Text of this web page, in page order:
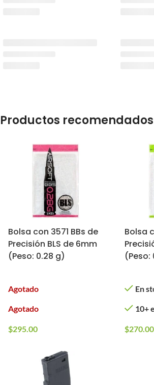
Productos recomendados
Bolsa con 3571 BBs de
Precisión BLS de 6mm
(Peso: 0.28 g)
Agotado
Agotado
$295.00
Bolsa
(Peso:
En
10+
$270.00